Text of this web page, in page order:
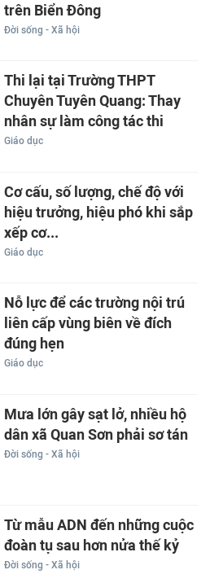
trên Biển Đông
Đời sống - Xã hội
Thi lại tại Trường THPT
Chuyên Tuyên Quang: Thay
nhân sự làm công tác thi
Giáo dục
Cơ cấu, số lượng, chế độ với
hiệu trưởng, hiệu phó khi sắp
xếp cơ...
Giáo dục
Nỗ lực để các trường nội trú
liên cấp vùng biên về đích
đúng hẹn
Giáo dục
Mưa lớn gây sạt lở, nhiều hộ
dân xã Quan Sơn phải sơ tán
Đời sống - Xã hội
Từ mẫu ADN đến những cuộc
đoàn tụ sau hơn nửa thế kỷ
Đời sống - Xã hội